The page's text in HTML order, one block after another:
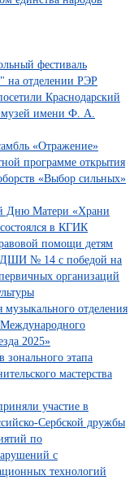
фестиваль
на отделении РЭР
Краснодарский
музей имени Ф. А.
«Отражение»
программе открытия
«Выбор сильных»
Дню Матери «Храни
в КГИК
помощи детям
ДШИ № 14 с победой на
организаций
отделения
2025»
зонального этапа
мастерства
участие в
Сербской дружбы
по
с
технологий